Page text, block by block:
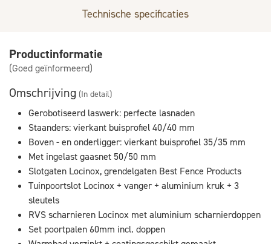
Technische specificaties
Productinformatie
(Goed geïnformeerd)
Omschrijving (In detail)
Gerobotiseerd laswerk: perfecte lasnaden
Staanders: vierkant buisprofiel 40/40 mm
Boven - en onderligger: vierkant buisprofiel 35/35 mm
Met ingelast gaasnet 50/50 mm
Slotgaten Locinox, grendelgaten Best Fence Products
Tuinpoortslot Locinox + vanger + aluminium kruk + 3
sleutels
RVS scharnieren Locinox met aluminium scharnierdoppen
Set poortpalen 60mm incl. doppen